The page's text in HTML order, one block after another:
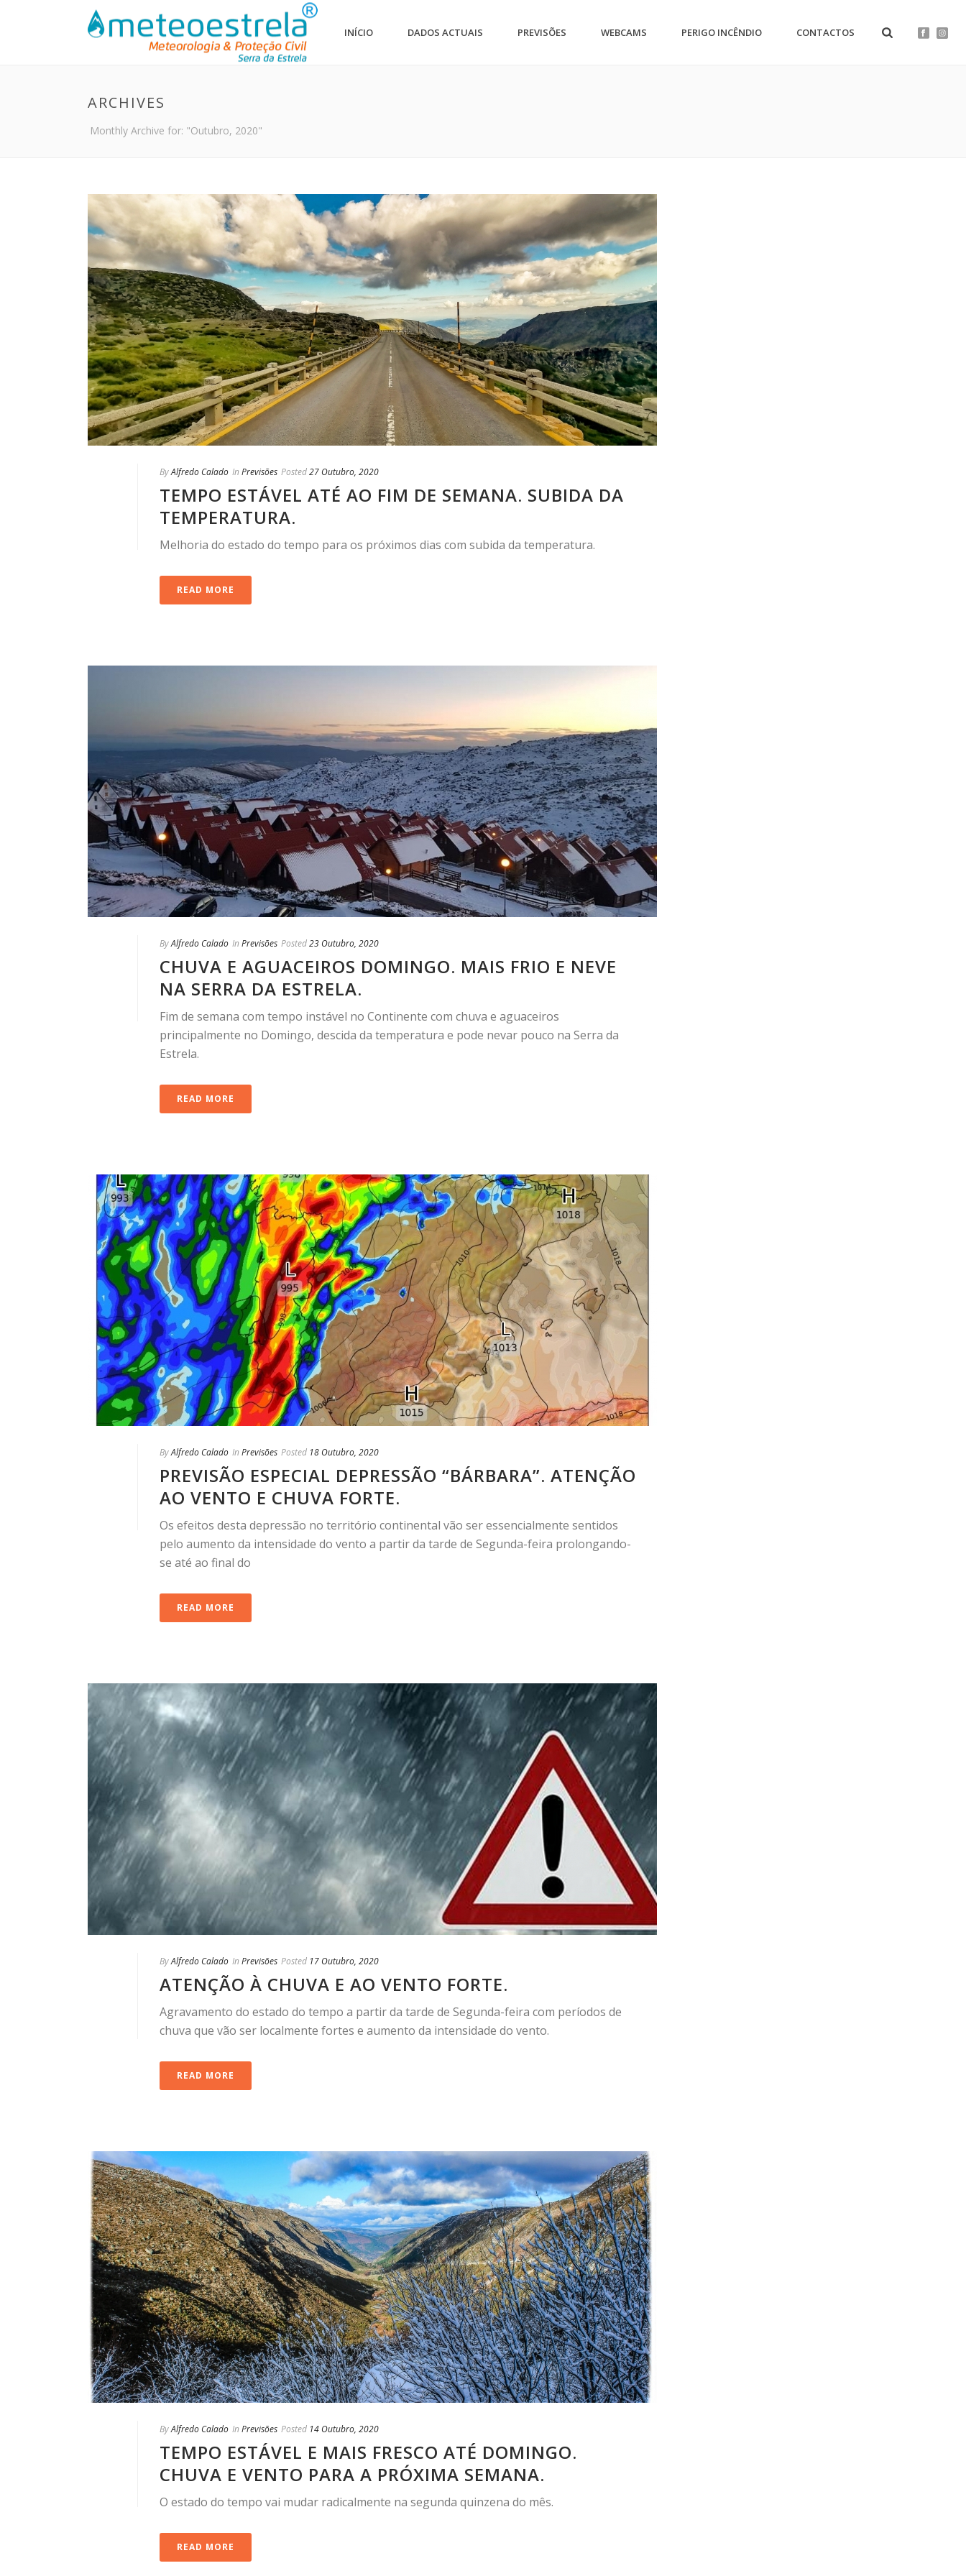
INÍCIO DADOS ACTUAIS PREVISÕES WEBCAMS PERIGO INCÊNDIO CONTACTOS
ARCHIVES
Monthly Archive for: "Outubro, 2020"
ByAlfredo Calado In Previsões Posted27 Outubro, 2020
TEMPO ESTÁVEL ATÉ AO FIM DE SEMANA. SUBIDA DA
TEMPERATURA.
Melhoria do estado do tempo para os próximos dias com subida da temperatura.
READ MORE
ByAlfredo Calado In Previsões Posted23 Outubro, 2020
CHUVA E AGUACEIROS DOMINGO. MAIS FRIO E NEVE
NA SERRA DA ESTRELA.
Fim de semana com tempo instável no Continente com chuva e aguaceiros
principalmente no Domingo, descida da temperatura e pode nevar pouco na Serra da
Estrela.
READ MORE
ByAlfredo Calado In Previsões Posted 18 Outubro, 2020
PREVISÃO ESPECIAL DEPRESSÃO “BÁRBARA”. ATENÇÃO
AO VENTO E CHUVA FORTE.
Os efeitos desta depressão no território continental vão ser essencialmente sentidos
pelo aumento da intensidade do vento a partir da tarde de Segunda-feira prolongando-
se até ao final do
READ MORE
ByAlfredo Calado In Previsões Posted 17 Outubro, 2020
ATENÇÃO À CHUVA E AO VENTO FORTE.
Agravamento do estado do tempo a partir da tarde de Segunda-feira com períodos de
chuva que vão ser localmente fortes e aumento da intensidade do vento.
READ MORE
ByAlfredo Calado In Previsões Posted 14 Outubro, 2020
TEMPO ESTÁVEL E MAIS FRESCO ATÉ DOMINGO.
CHUVA E VENTO PARA A PRÓXIMA SEMANA.
O estado do tempo vai mudar radicalmente na segunda quinzena do mês.
READ MORE